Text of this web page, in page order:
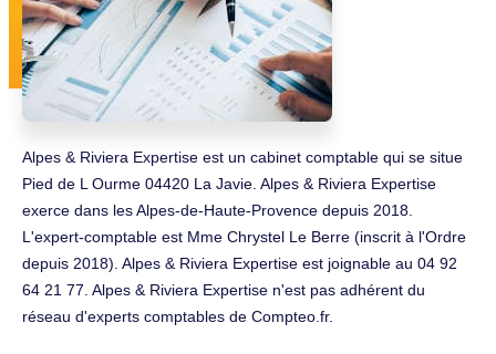
Alpes & Riviera Expertise est un cabinet comptable qui se situe
Pied de L Ourme 04420 La Javie. Alpes & Riviera Expertise
exerce dans les Alpes-de-Haute-Provence depuis 2018.
L'expert-comptable est Mme Chrystel Le Berre (inscrit à l'Ordre
depuis 2018). Alpes & Riviera Expertise est joignable au 04 92
64 21 77. Alpes & Riviera Expertise n'est pas adhérent du
réseau d'experts comptables de Compteo.fr.